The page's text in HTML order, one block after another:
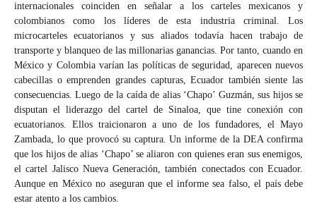
internacionales coinciden en señalar a los carteles mexicanos y
colombianos como los líderes de esta industria criminal. Los
microcarteles ecuatorianos y sus aliados todavía hacen trabajo de
transporte y blanqueo de las millonarias ganancias. Por tanto, cuando en
México y Colombia varían las políticas de seguridad, aparecen nuevos
cabecillas o emprenden grandes capturas, Ecuador también siente las
consecuencias. Luego de la caída de alias ‘Chapo’ Guzmán, sus hijos se
disputan el liderazgo del cartel de Sinaloa, que tine conexión con
ecuatorianos. Ellos traicionaron a uno de los fundadores, el Mayo
Zambada, lo que provocó su captura. Un informe de la DEA confirma
que los hijos de alias ‘Chapo’ se aliaron con quienes eran sus enemigos,
el cartel Jalisco Nueva Generación, también conectados con Ecuador.
Aunque en México no aseguran que el informe sea falso, el país debe
estar atento a los cambios.